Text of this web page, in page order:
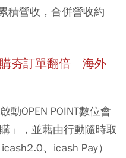
積營收，合併營收約
夯訂單翻倍 海外
動OPEN POINT數位會
」，並藉由行動隨時取
、icash Pay）